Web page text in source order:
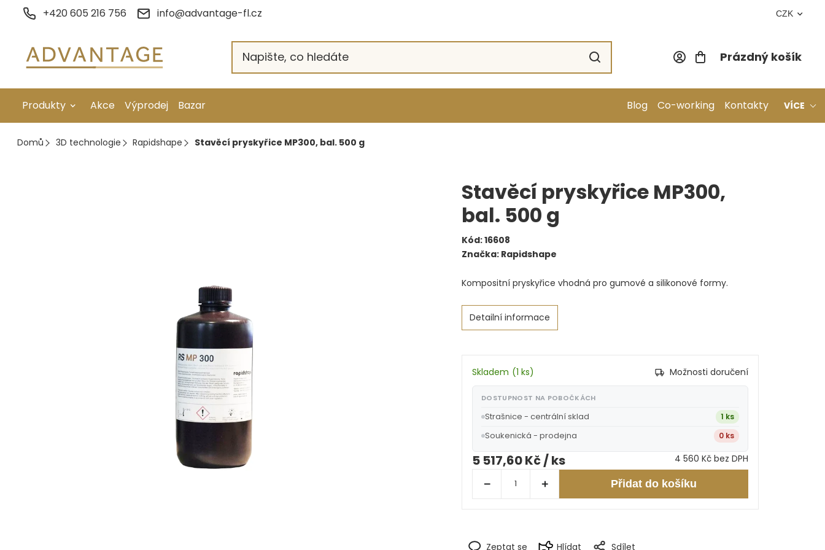
+420 605 216 756 info@advantage-fl.cz CZK
Nákupní
Prázdný košík
Produkty
Galvanické pokovení
Akce Výprodej Bazar Blog Co-working Kontakty VÍCE
Domů 3D technologie Rapidshape Stavěcí pryskyřice MP300, bal. 500 g
Stavěcí pryskyřice MP300,
bal. 500 g
Kód:16608
Značka: Rapidshape
Kompositní pryskyřice vhodná pro gumové a silikonové formy.
Detailní informace
Zeptat se Hlídat Sdílet
Skladem (1 ks) Možnosti doručení
DOSTUPNOST NA POBOČKÁCH
Strašnice - centrální sklad 1 ks
Soukenická - prodejna 0 ks
5 517,60 Kč/ ks 4 560 Kč bez DPH
Přidat do košíku